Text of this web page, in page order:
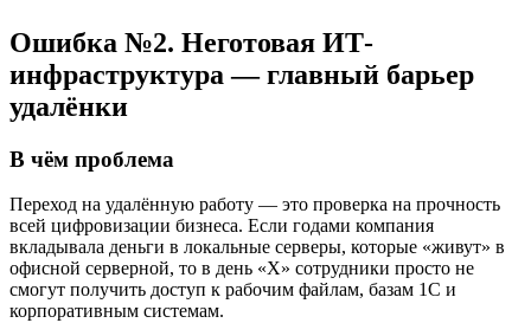
Ошибка №2. Неготовая ИТ-
инфраструктура — главный барьер
удалёнки
В чём проблема
Переход на удалённую работу — это проверка на прочность
всей цифровизации бизнеса. Если годами компания
вкладывала деньги в локальные серверы, которые «живут» в
офисной серверной, то в день «Х» сотрудники просто не
смогут получить доступ к рабочим файлам, базам 1С и
корпоративным системам.